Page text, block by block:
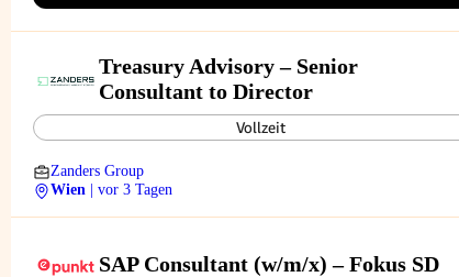
Treasury Advisory – Senior
Consultant to Director
Vollzeit
Zanders Group
Wien
| vor 3 Tagen
SAP Consultant (w/m/x) – Fokus SD